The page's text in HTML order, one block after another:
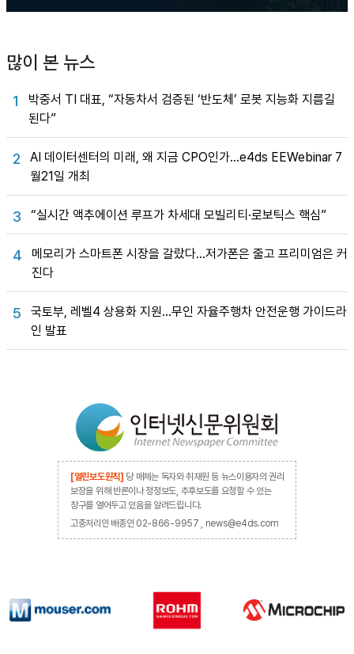
많이 본 뉴스
1
박중서 TI 대표, “자동차서 검증된 ‘반도체’ 로봇 지능화 지름길
된다”
2
AI 데이터센터의 미래, 왜 지금 CPO인가…e4ds EEWebinar 7
월21일 개최
3 “실시간 액추에이션 루프가 차세대 모빌리티·로보틱스 핵심”
4
메모리가 스마트폰 시장을 갈랐다…저가폰은 줄고 프리미엄은 커
진다
5
국토부, 레벨4 상용화 지원…무인 자율주행차 안전운행 가이드라
인 발표
[열린보도원칙] 당 매체는 독자와 취재원 등 뉴스이용자의 권리
보장을 위해 반론이나 정정보도, 추후보도를 요청할 수 있는
창구를 열어두고 있음을 알려드립니다.
고충처리인 배종인 02-866-9957 , news@e4ds.com